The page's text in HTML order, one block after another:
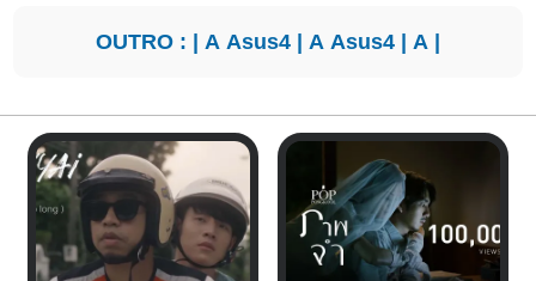
OUTRO : | A Asus4 | A Asus4 | A |